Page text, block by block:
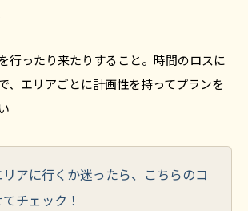
行ったり来たりすること。時間のロスに
、エリアごとに計画性を持ってプランを
アに行くか迷ったら、こちらのコ
チェック！